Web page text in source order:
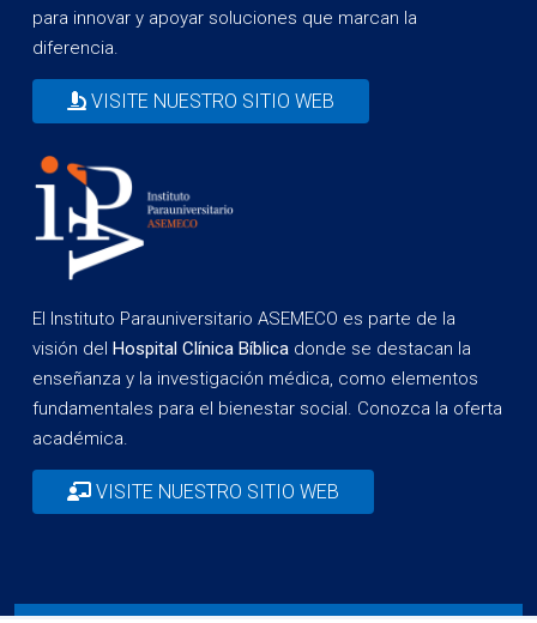
para innovar y apoyar soluciones que marcan la
diferencia.
VISITE NUESTRO SITIO WEB
El Instituto Parauniversitario ASEMECO es parte de la
visión del Hospital Clínica Bíblica donde se destacan la
enseñanza y la investigación médica, como elementos
fundamentales para el bienestar social. Conozca la oferta
académica.
VISITE NUESTRO SITIO WEB